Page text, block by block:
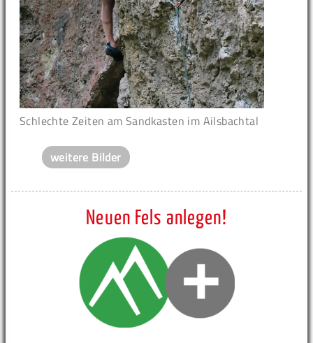
Schlechte Zeiten am Sandkasten im Ailsbachtal
weitere Bilder
Neuen Fels anlegen!